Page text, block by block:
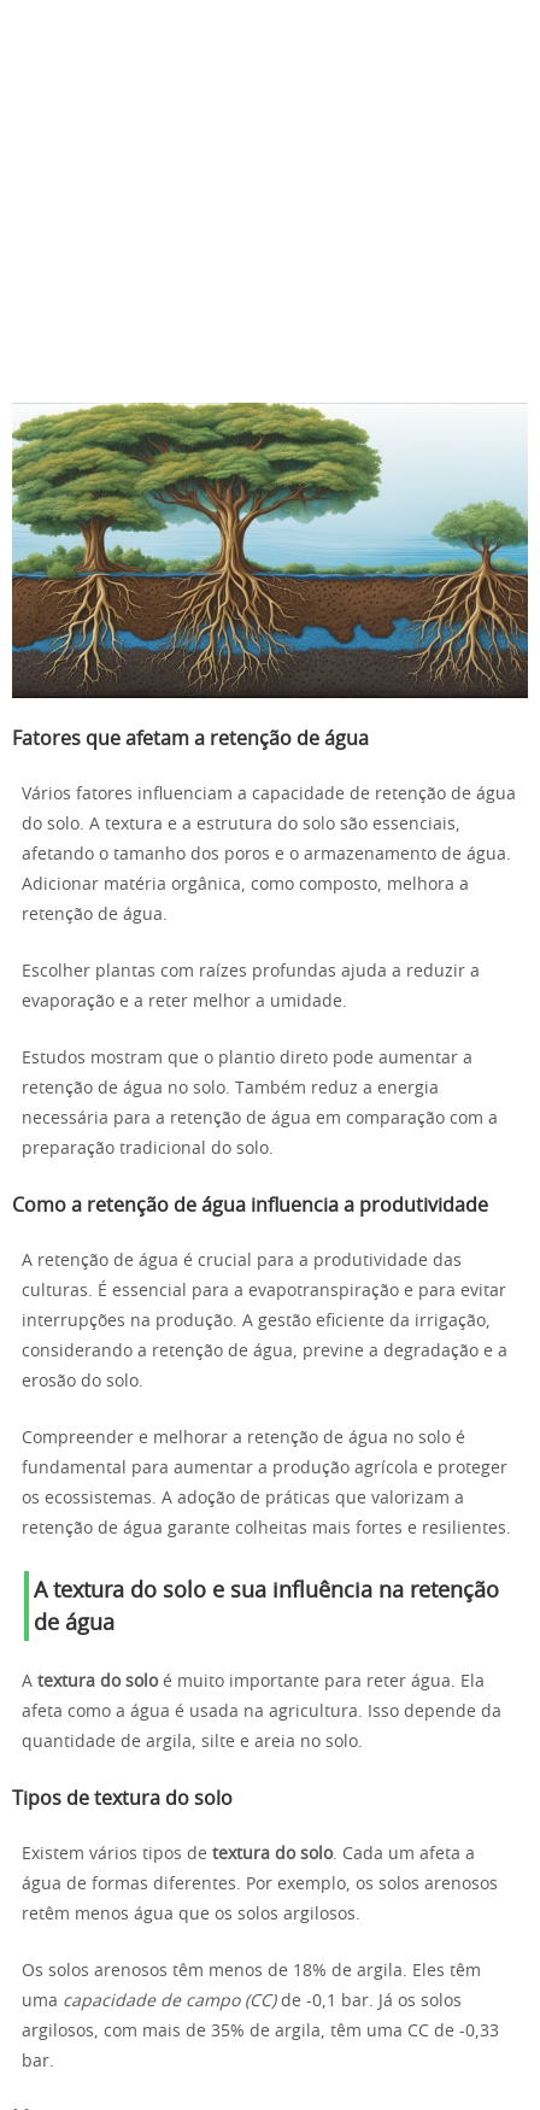
Fatores que afetam a retenção de água
Vários fatores influenciam a capacidade de retenção de água
do solo. A textura e a estrutura do solo são essenciais,
afetando o tamanho dos poros e o armazenamento de água.
Adicionar matéria orgânica, como composto, melhora a
retenção de água.
Escolher plantas com raízes profundas ajuda a reduzir a
evaporação e a reter melhor a umidade.
Estudos mostram que o plantio direto pode aumentar a
retenção de água no solo. Também reduz a energia
necessária para a retenção de água em comparação com a
preparação tradicional do solo.
Como a retenção de água influencia a produtividade
A retenção de água é crucial para a produtividade das
culturas. É essencial para a evapotranspiração e para evitar
interrupções na produção. A gestão eficiente da irrigação,
considerando a retenção de água, previne a degradação e a
erosão do solo.
Compreender e melhorar a retenção de água no solo é
fundamental para aumentar a produção agrícola e proteger
os ecossistemas. A adoção de práticas que valorizam a
retenção de água garante colheitas mais fortes e resilientes.
A textura do solo e sua influência na retenção
de água
A textura do soloé muito importante para reter água. Ela
afeta como a água é usada na agricultura. Isso depende da
quantidade de argila, silte e areia no solo.
Tipos de textura do solo
Existem vários tipos de textura do solo. Cada um afeta a
água de formas diferentes. Por exemplo, os solos arenosos
retêm menos água que os solos argilosos.
Os solos arenosos têm menos de 18% de argila. Eles têm
uma capacidade de campo (CC)de -0,1 bar. Já os solos
argilosos, com mais de 35% de argila, têm uma CC de -0,33
bar.